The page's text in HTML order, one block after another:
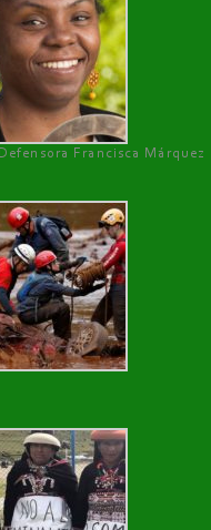
Francisca Márquez